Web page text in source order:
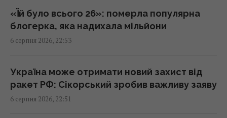
Частина ракети SpaceX розбилася об
Місяць: вчені розповіли про побачене в
телескоп
20:58 четвер, 06 серпня 2026
Китай оточив пустелю деревами: через
роки вона почала поглинати більше CO₂
20:52 четвер, 06 серпня 2026
«Їй було всього 26»: померла популярна
блогерка, яка надихала мільйони
6 серпня 2026, 22:53
Україна може отримати новий захист від
ракет РФ: Сікорський зробив важливу заяву
6 серпня 2026, 22:51